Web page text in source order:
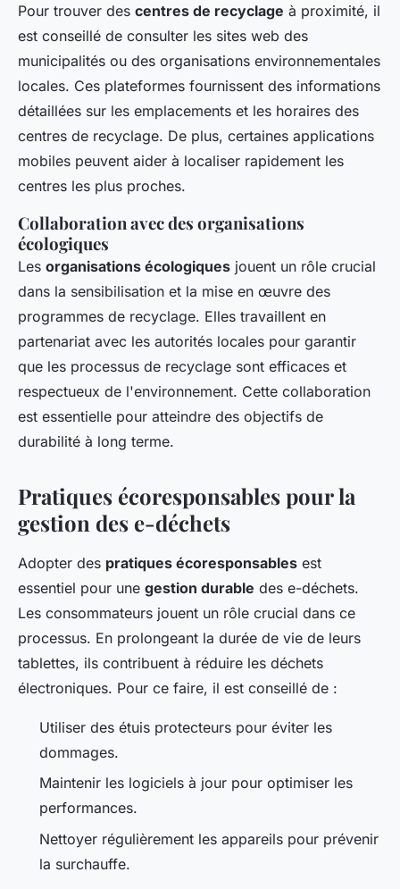
Pour trouver des centres de recyclage à proximité, il
est conseillé de consulter les sites web des
municipalités ou des organisations environnementales
locales. Ces plateformes fournissent des informations
détaillées sur les emplacements et les horaires des
centres de recyclage. De plus, certaines applications
mobiles peuvent aider à localiser rapidement les
centres les plus proches.
Collaboration avec des organisations
écologiques
Les organisations écologiques jouent un rôle crucial
dans la sensibilisation et la mise en œuvre des
programmes de recyclage. Elles travaillent en
partenariat avec les autorités locales pour garantir
que les processus de recyclage sont efficaces et
respectueux de l'environnement. Cette collaboration
est essentielle pour atteindre des objectifs de
durabilité à long terme.
Pratiques écoresponsables pour la
gestion des e-déchets
Adopter des pratiques écoresponsables est
essentiel pour une gestion durable des e-déchets.
Les consommateurs jouent un rôle crucial dans ce
processus. En prolongeant la durée de vie de leurs
tablettes, ils contribuent à réduire les déchets
électroniques. Pour ce faire, il est conseillé de :
Utiliser des étuis protecteurs pour éviter les
dommages.
Maintenir les logiciels à jour pour optimiser les
performances.
Nettoyer régulièrement les appareils pour prévenir
la surchauffe.